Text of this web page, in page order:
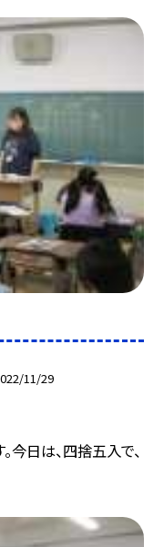
11/29
今日は、四捨五入で、